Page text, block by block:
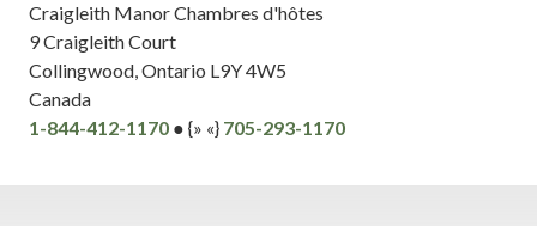
Craigleith Manor Chambres d'hôtes
9 Craigleith Court
Collingwood, Ontario L9Y 4W5
Canada
1-844-412-1170 ● {» «} 705-293-1170